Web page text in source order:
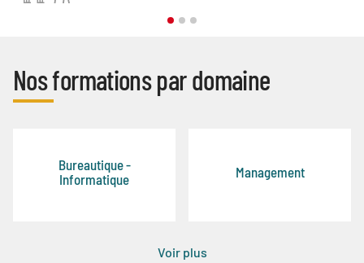
Nos formations par domaine
Bureautique -
Informatique
Management
Voir plus